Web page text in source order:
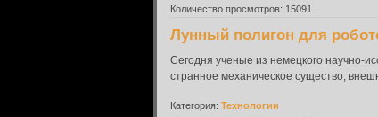
Количество просмотров: 15091
Лунный полигон для
Сегодня ученые из немецкого научно-
странное механическое существо,
Категория: Технологии